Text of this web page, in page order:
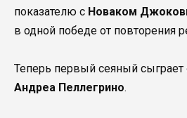
показателю с Новаком
в одной победе от повторения
Теперь первый сеяный сыграет
Андреа Пеллегрино.